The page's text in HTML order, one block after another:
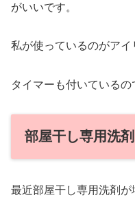
がいいです。
私が使っているのがアイ
タイマーも付いているの
部屋干し専用洗剤
最近部屋干し専用洗剤が